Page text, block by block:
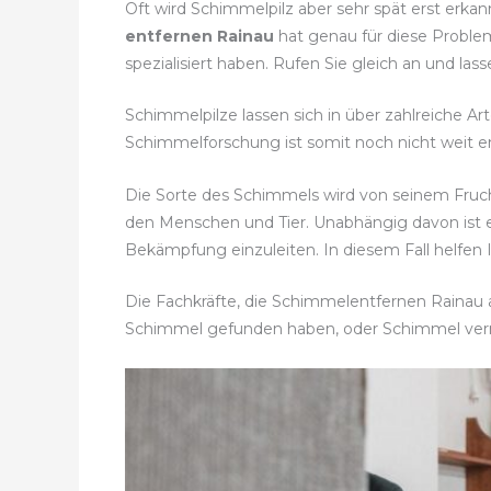
Oft wird Schimmelpilz aber sehr spät erst
entfernen Rainau hat genau für diese
spezialisiert haben. Rufen Sie gleich an und
Schimmelpilze lassen sich in über zahlreiche
Schimmelforschung ist somit noch nicht weit
Die Sorte des Schimmels wird von seinem
den Menschen und Tier. Unabhängig davon
Bekämpfung einzuleiten. In diesem Fall
Die Fachkräfte, die Schimmelentfernen
Schimmel gefunden haben, oder Schimmel